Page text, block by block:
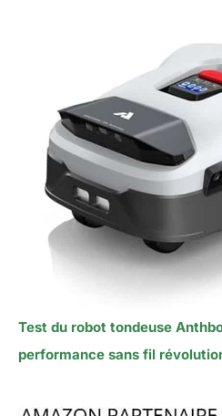
Test du robot tondeuse
performance sans fil